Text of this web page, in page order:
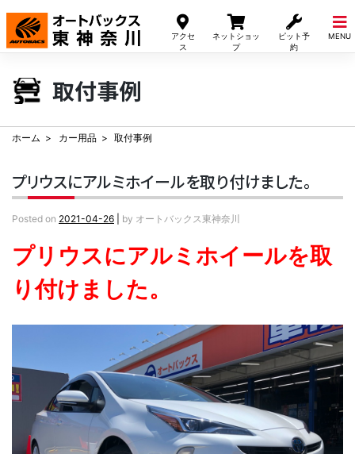
アクセ
ス
ネットショッ
プ
ピット予
約
MENU
Skip
content
取付事例
ホーム カー用品 取付事例
プリウスにアルミホイールを取り付けました。
Posted on 2021-04-26 by オートバックス東神奈川
プリウスにアルミホイールを取
り付けました。